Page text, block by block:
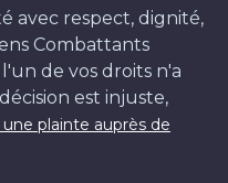
avec respect, dignité,
Combattants
de vos droits n'a
est injuste,
plainte auprès de